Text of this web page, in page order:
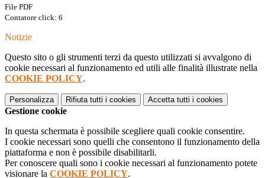
File PDF
Contatore click: 6
Notizie
Questo sito o gli strumenti terzi da questo utilizzati si avvalgono di
cookie necessari al funzionamento ed utili alle finalità illustrate nella
COOKIE POLICY.
Personalizza Rifiuta tutti i cookies Accetta tutti i cookies
Gestione cookie
In questa schermata è possibile scegliere quali cookie consentire.
I cookie necessari sono quelli che consentono il funzionamento della
piattaforma e non è possibile disabilitarli.
Per conoscere quali sono i cookie necessari al funzionamento potete
visionare la COOKIE POLICY.